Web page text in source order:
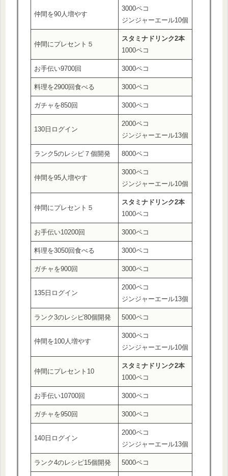
仲間を90人増やす
3000ペコ
ジンジャーエール10個
仲間にプレセント５
スタミナドリンク2本
1000ペコ
お手伝い9700回 3000ペコ
料理を2900回食べる 3000ペコ
ガチャを850回 3000ペコ
130日ログイン
2000ペコ
ジンジャーエール13個
ランク5のレシピ７個開発 8000ペコ
仲間を95人増やす
3000ペコ
ジンジャーエール10個
仲間にプレセント５
スタミナドリンク2本
1000ペコ
お手伝い10200回 3000ペコ
料理を3050回食べる 3000ペコ
ガチャを900回 3000ペコ
135日ログイン
2000ペコ
ジンジャーエール13個
ランク3のレシピ80個開発 5000ペコ
仲間を100人増やす
3000ペコ
ジンジャーエール10個
仲間にプレセント10
スタミナドリンク2本
1000ペコ
お手伝い10700回 3000ペコ
ガチャを950回 3000ペコ
140日ログイン
2000ペコ
ジンジャーエール13個
ランク4のレシピ15個開発 5000ペコ